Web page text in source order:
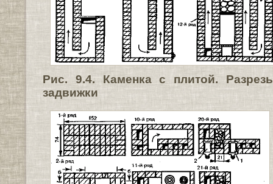
Рис. 9.4. Каменка с плитой.
задвижки